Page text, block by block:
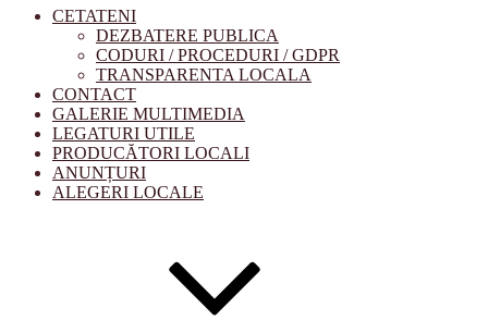
CETATENI
DEZBATERE PUBLICA
CODURI / PROCEDURI / GDPR
TRANSPARENTA LOCALA
CONTACT
GALERIE MULTIMEDIA
LEGATURI UTILE
PRODUCĂTORI LOCALI
ANUNȚURI
ALEGERI LOCALE